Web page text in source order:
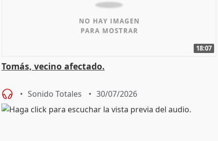
18:07
Tomás, vecino afectado.
Sonido Totales 30/07/2026